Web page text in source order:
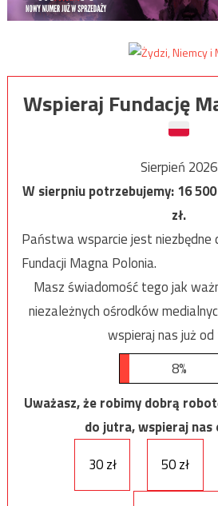
Wspieraj Fundację
Sierpień 2026
W sierpniu potrzebujemy:16 500
zł.
Państwa wsparcie jest niezbędne
Fundacji Magna Polonia.
Masz świadomość tego jak
niezależnych ośrodków
wspieraj nas już
8%
Uważasz, że robimy dobrą
do jutra, wspieraj nas
30 zł
50 zł